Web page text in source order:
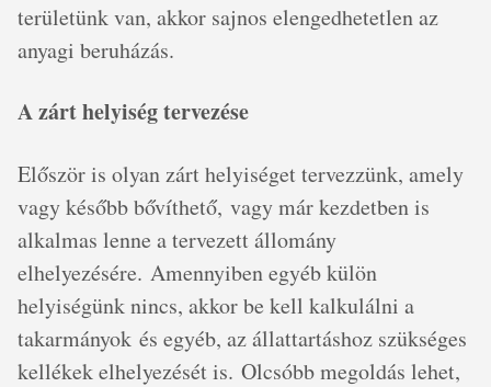
területünk van, akkor sajnos elengedhetetlen az
anyagi beruházás.
A zárt helyiség tervezése
Először is olyan zárt helyiséget tervezzünk, amely
vagy később bővíthető, vagy már kezdetben is
alkalmas lenne a tervezett állomány
elhelyezésére. Amennyiben egyéb külön
helyiségünk nincs, akkor be kell kalkulálni a
takarmányok és egyéb, az állattartáshoz szükséges
kellékek elhelyezését is. Olcsóbb megoldás lehet,